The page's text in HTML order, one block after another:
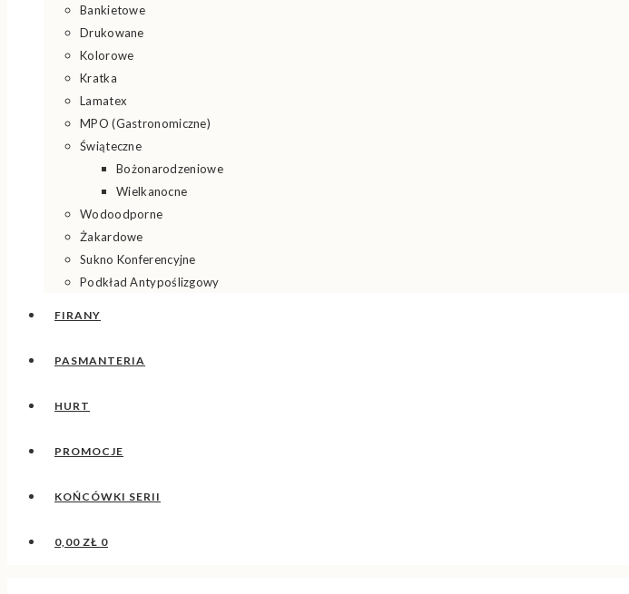
Bankietowe
Drukowane
Kolorowe
Kratka
Lamatex
MPO (Gastronomiczne)
Świąteczne
Bożonarodzeniowe
Wielkanocne
Wodoodporne
Żakardowe
Sukno Konferencyjne
Podkład Antypoślizgowy
FIRANY
PASMANTERIA
HURT
PROMOCJE
KOŃCÓWKI SERII
0,00 ZŁ 0